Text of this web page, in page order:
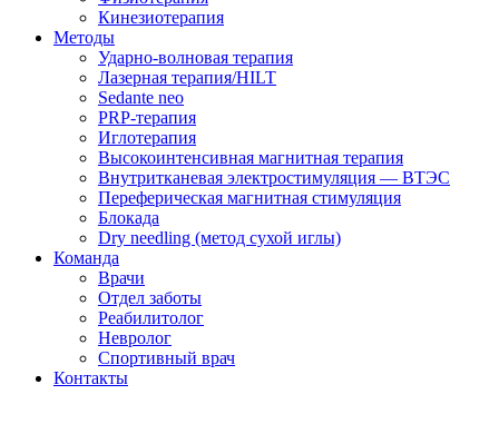
Кинезиотерапия
Методы
Ударно-волновая терапия
Лазерная терапия/HILT
Sedante neo
PRP-терапия
Иглотерапия
Высокоинтенсивная магнитная терапия
Внутритканевая электростимуляция — ВТЭС
Переферическая магнитная стимуляция
Блокада
Dry needling (метод сухой иглы)
Команда
Врачи
Отдел заботы
Реабилитолог
Невролог
Спортивный врач
Контакты